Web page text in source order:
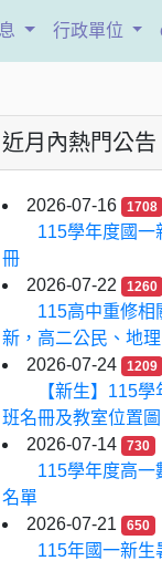
行政單位
近月內熱門公告
2026-07-16 1708
115學年度國一
冊
2026-07-22
1260
115高中重修相
新，高二公民、地
2026-07-24
1209
【新生】115
班名冊及教室位置圖
2026-07-14
730
115學年度高一
名單
2026-07-21
650
115年國一新生